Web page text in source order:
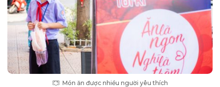
Món ăn được nhiều người yêu thích